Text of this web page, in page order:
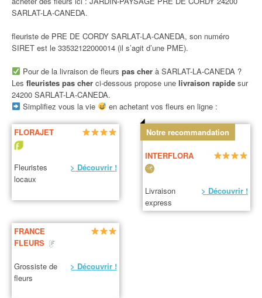
SARLAT-LA-CANEDA.
fleuriste de PRE DE CORDY SARLAT-LA-CANEDA, son numéro
SIRET est le 33532122000014 (il s’agit d’une PME).
Pour de la livraison de fleurs pas cherà SARLAT-LA-CANEDA ?
Les fleuristes pas cher ci-dessous propose une livraison rapide sur
24200 SARLAT-LA-CANEDA.
Simplifiez vous la vie
en achetant vos fleurs en ligne :
FLORAJET
Fleuristes
locaux
> Découvrir !
Notre recommandation
INTERFLORA
Livraison
express
> Découvrir !
FRANCE
FLEURS
Grossiste de
fleurs
> Découvrir !